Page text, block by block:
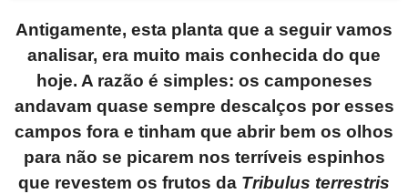
Antigamente, esta planta que a seguir vamos
analisar, era muito mais conhecida do que
hoje. A razão é simples: os camponeses
andavam quase sempre descalços por esses
campos fora e tinham que abrir bem os olhos
para não se picarem nos terríveis espinhos
que revestem os frutos da Tribulus terrestris